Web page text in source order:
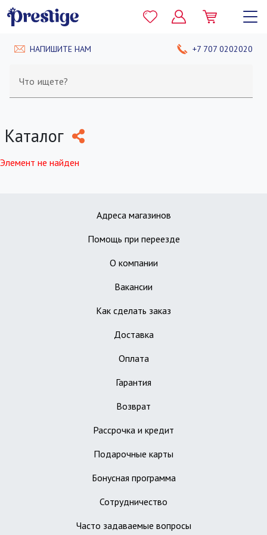
НАПИШИТЕ НАМ +7 707 0202020
Что ищете?
Каталог
Элемент не найден
Адреса магазинов
Помощь при переезде
О компании
Вакансии
Как сделать заказ
Доставка
Оплата
Гарантия
Возврат
Рассрочка и кредит
Подарочные карты
Бонусная программа
Сотрудничество
Часто задаваемые вопросы